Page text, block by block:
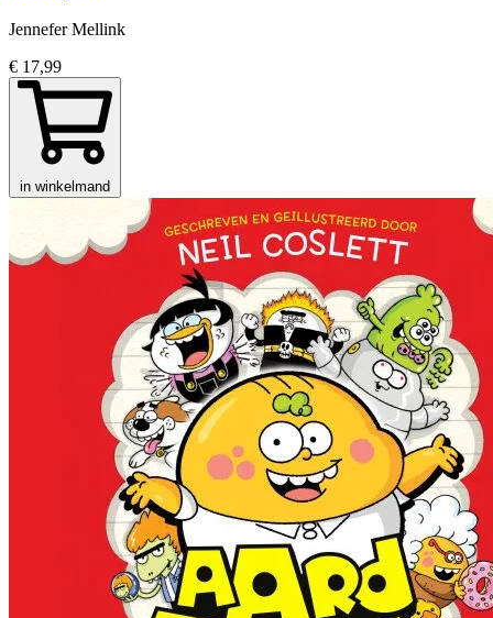
Jennefer Mellink
€ 17,99
in winkelmand